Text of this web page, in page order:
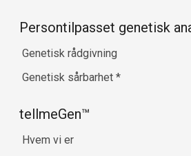
Persontilpasset genetisk
Genetisk rådgivning
Genetisk sårbarhet *
tellmeGen™
Hvem vi er